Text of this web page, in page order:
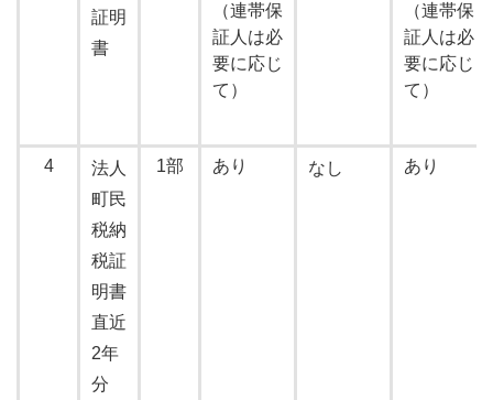
証明
書
（連帯保
証人は必
要に応じ
て）
（連帯保
証人は必
要に応じ
て）
4
法人
町民
税納
税証
明書
直近
2年
分
1部 あり なし あり